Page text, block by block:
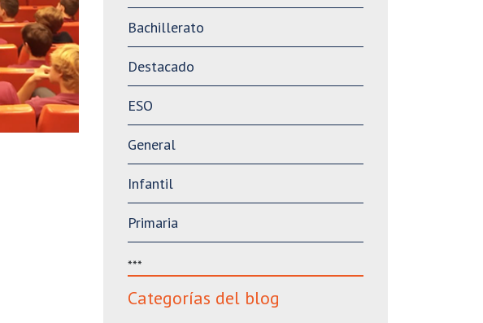
Bachillerato
Destacado
ESO
General
Infantil
Primaria
***
Categorías del blog